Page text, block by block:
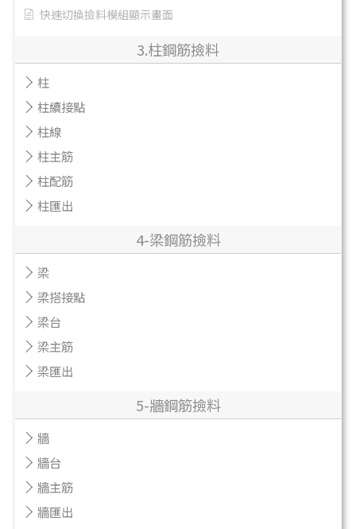
快速切換撿料模組顯示畫面
3.柱鋼筋撿料
柱
柱續接點
柱線
柱主筋
柱配筋
柱匯出
4-梁鋼筋撿料
梁
梁搭接點
梁台
梁主筋
梁匯出
5-牆鋼筋撿料
牆
牆台
牆主筋
牆匯出